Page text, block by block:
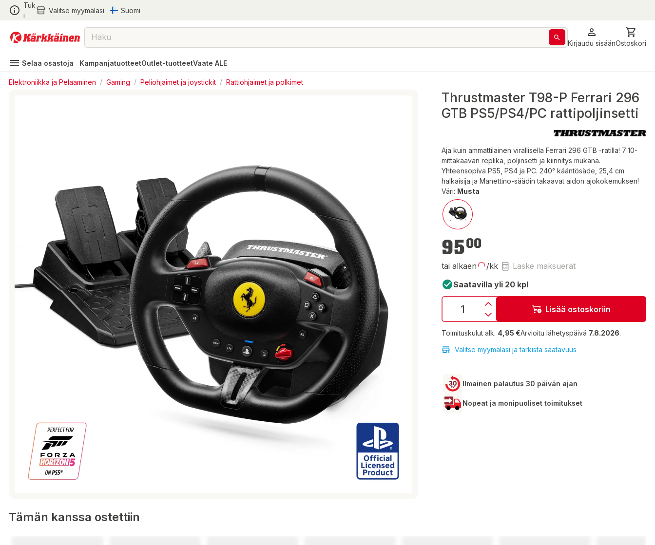
Tuk
i
Valitse myymäläsi Suomi
Kirjaudu sisäänOstoskori
Selaa osastoja KampanjatuotteetOutlet-tuotteetVaate ALE
Elektroniikka ja Pelaaminen / Gaming / Peliohjaimet ja joystickit / Rattiohjaimet ja polkimet
Thrustmaster T98-P Ferrari 296
GTB PS5/PS4/PC rattipoljinsetti
Aja kuin ammattilainen virallisella Ferrari 296 GTB -ratilla! 7:10-
mittakaavan replika, poljinsetti ja kiinnitys mukana.
Yhteensopiva PS5, PS4 ja PC. 240° kääntösäde, 25,4 cm
halkaisija ja Manettino-säädin takaavat aidon ajokokemuksen!
Väri: Musta
9500
tai alkaen /kk
Laske maksuerät
Saatavilla yli 20 kpl
Lisää ostoskoriin
Toimituskulut alk. 4,95 €Arvioitu lähetyspäivä 7.8.2026.
Valitse myymäläsi ja tarkista saatavuus
Ilmainen palautus 30 päivän ajan
Nopeat ja monipuoliset toimitukset
Tämän kanssa ostettiin